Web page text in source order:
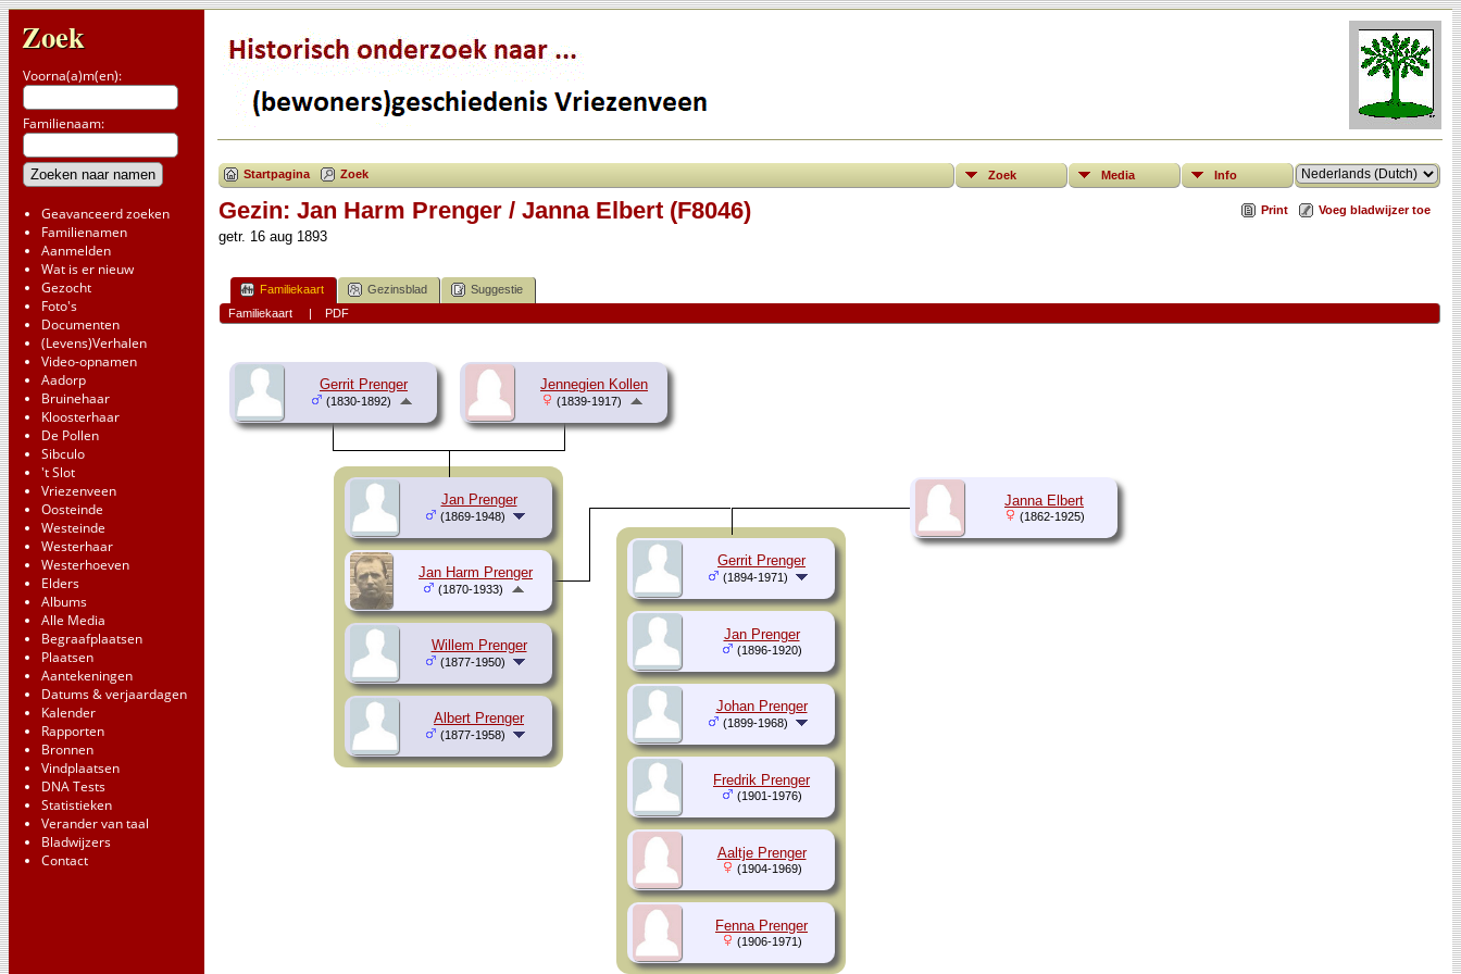
Zoek
Voorna(a)m(en):
Familienaam:
Geavanceerd zoeken
Familienamen
Aanmelden
Wat is er nieuw
Gezocht
Foto's
Documenten
(Levens)Verhalen
Video-opnamen
Aadorp
Bruinehaar
Kloosterhaar
De Pollen
Sibculo
't Slot
Vriezenveen
Oosteinde
Westeinde
Westerhaar
Westerhoeven
Elders
Albums
Alle Media
Begraafplaatsen
Plaatsen
Aantekeningen
Datums & verjaardagen
Kalender
Rapporten
Bronnen
Vindplaatsen
DNA Tests
Statistieken
Verander van taal
Bladwijzers
Contact
Startpagina Zoek Zoek Media Info
Print Voeg bladwijzer toe
Gezin: Jan Harm Prenger / Janna Elbert (F8046)
getr. 16 aug 1893
Familiekaart Gezinsblad
Suggestie
Familiekaart
| PDF
Gerrit Prenger
(1830-1892)
Jennegien Kollen
(1839-1917)
Jan Prenger
(1869-1948)
Willem Prenger
(1877-1950)
Albert Prenger
(1877-1958)
Jan Harm Prenger
(1870-1933)
Janna Elbert
(1862-1925)
Gerrit Prenger
(1894-1971)
Jan Prenger
(1896-1920)
Johan Prenger
(1899-1968)
Fredrik Prenger
(1901-1976)
Aaltje Prenger
(1904-1969)
Fenna Prenger
(1906-1971)